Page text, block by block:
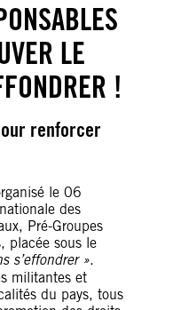
LE
!
renforcer
le 06
des
Pré-Groupes
placée sous le
s’effondrer ».
militantes et
du pays, tous